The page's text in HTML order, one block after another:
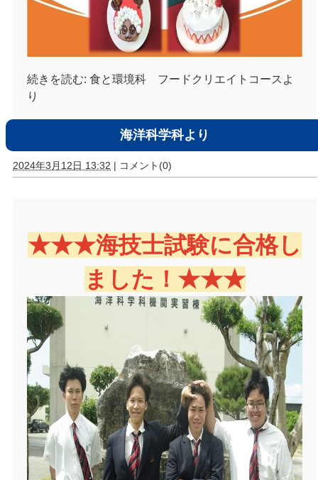
続きを読む: 食と環境科 フードクリエイトコースよ
り
海洋科学科より
2024年3月12日 13:32 | コメント(0)
★★★海技士試験に合格し
ました！★★★